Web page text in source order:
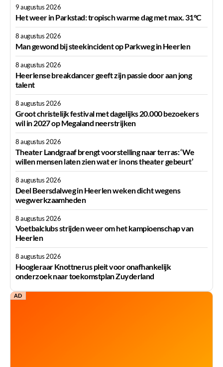
9 augustus 2026
Het weer in Parkstad: tropisch warme dag met max. 31°C
8 augustus 2026
Man gewond bij steekincident op Parkweg in Heerlen
8 augustus 2026
Heerlense breakdancer geeft zijn passie door aan jong
talent
8 augustus 2026
Groot christelijk festival met dagelijks 20.000 bezoekers
wil in 2027 op Megaland neerstrijken
8 augustus 2026
Theater Landgraaf brengt voorstelling naar terras: ‘We
willen mensen laten zien wat er in ons theater gebeurt’
8 augustus 2026
Deel Beersdalweg in Heerlen weken dicht wegens
wegwerkzaamheden
8 augustus 2026
Voetbalclubs strijden weer om het kampioenschap van
Heerlen
8 augustus 2026
Hoogleraar Knottnerus pleit voor onafhankelijk
onderzoek naar toekomstplan Zuyderland
AD